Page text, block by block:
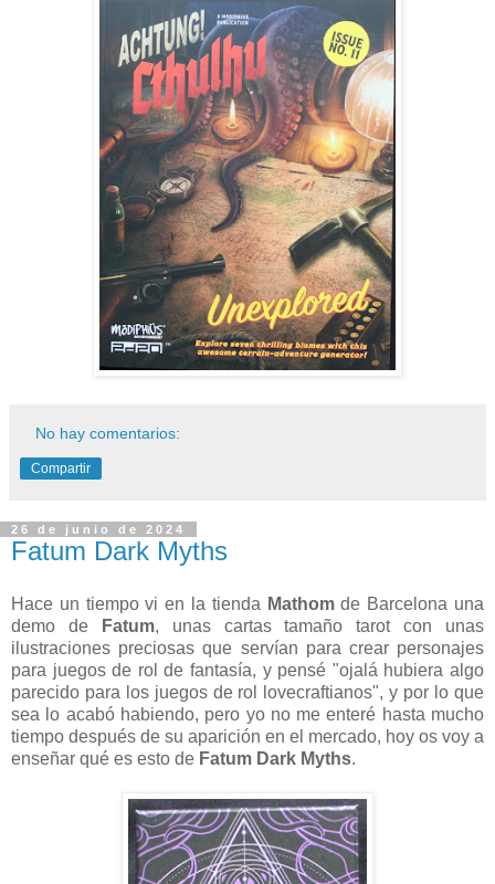
No hay comentarios:
Compartir
26 de junio de 2024
Fatum Dark Myths
Hace un tiempo vi en la tienda Mathomde Barcelona una
demo de
Fatum, unas cartas tamaño tarot con unas
ilustraciones preciosas que servían para crear personajes
para juegos de rol de fantasía, y pensé "ojalá hubiera algo
parecido para los juegos de rol lovecraftianos", y por lo que
sea lo acabó habiendo, pero yo no me enteré hasta mucho
tiempo después de su aparición en el mercado, hoy os voy a
enseñar qué es esto de Fatum Dark Myths.